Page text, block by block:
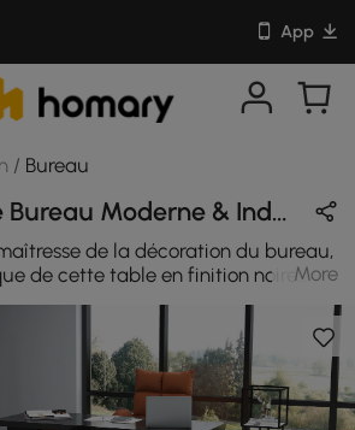
App
/ Bureau
Conception de Bureau Moderne & Industriel en Noir / Orange / Gris avec Cuir & Métal
de la décoration du bureau,
de cette table en finition noire
design accrocheur.
More